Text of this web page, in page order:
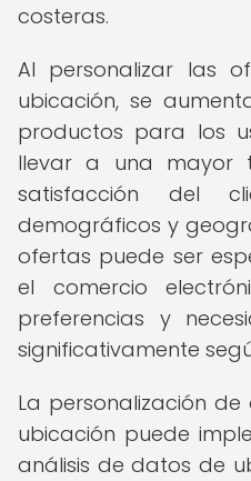
costeras.
Al personalizar las
ubicación, se
productos para los
llevar a una mayor
satisfacción del
demográficos y
ofertas puede ser
el comercio
preferencias y
significativamente
La personalización
ubicación puede
análisis de datos de